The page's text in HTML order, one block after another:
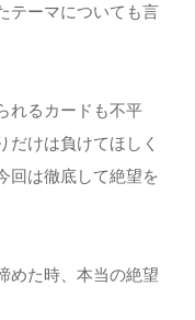
テーマについても言
れるカードも不平
だけは負けてほしく
回は徹底して絶望を
めた時、本当の絶望